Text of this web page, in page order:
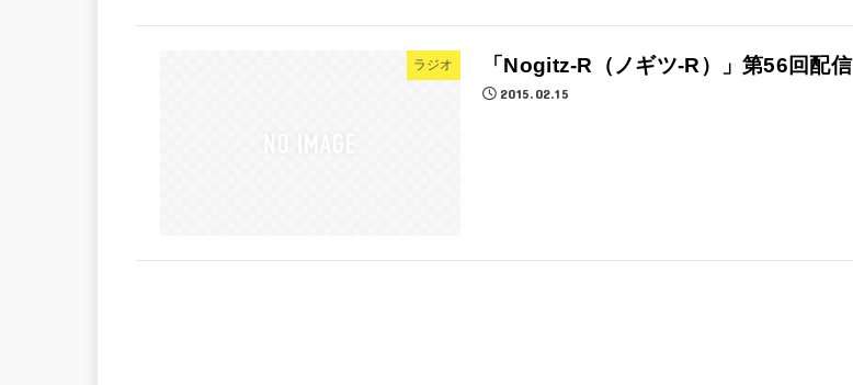
ラジオ 「Nogitz-R（ノギツ-R）」第56回配信
2015.02.15